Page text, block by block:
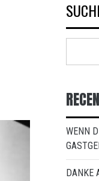
WENN
DANKE